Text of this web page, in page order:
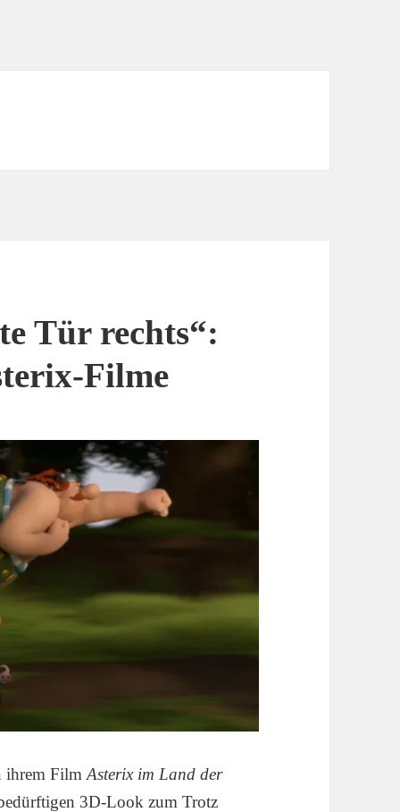
Tür rechts“:
Filme
ihrem FilmAsterix im Land der
3D-Look zum Trotz